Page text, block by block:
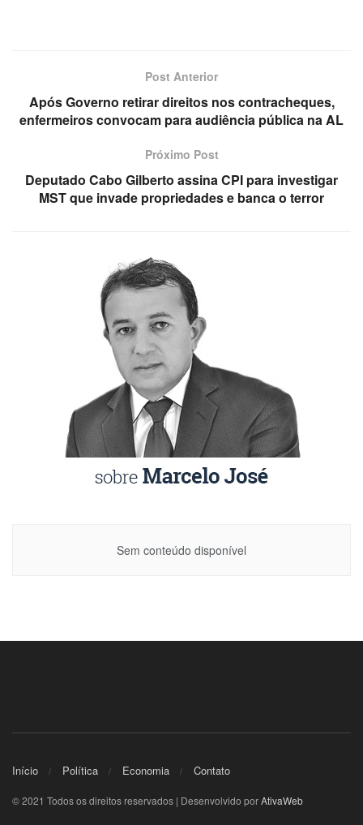
Post Anterior
Após Governo retirar direitos nos contracheques,
enfermeiros convocam para audiência pública na AL
Próximo Post
Deputado Cabo Gilberto assina CPI para investigar
MST que invade propriedades e banca o terror
Sem conteúdo disponível
Início Política Economia Contato
© 2021 Todos os direitos reservados | Desenvolvido porAtivaWeb